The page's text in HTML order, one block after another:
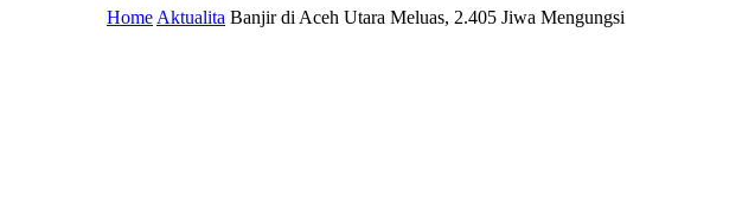
Home Aktualita Banjir di Aceh Utara Meluas, 2.405 Jiwa Mengungsi